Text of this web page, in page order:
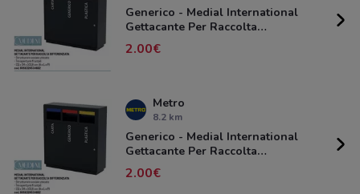
Generico - Medial International
Gettacante Per Raccolta
Differenzilata
2.00
Metro
8.2 km
Generico - Medial International
Gettacante Per Raccolta
Differenzilata
2.00